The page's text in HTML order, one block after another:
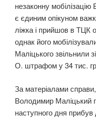
незаконну
є єдиним опікуном
ліжка і прийшов в ТЦК
однак його
Маліцького звільнили
О. штрафом у 34 тис.
За матеріалами
Володимир Маліцький
наступного дня